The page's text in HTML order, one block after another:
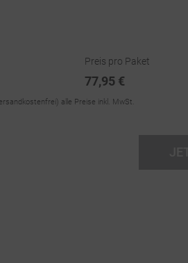
Preis pro Paket
77,95 €
alle Preise inkl. MwSt.